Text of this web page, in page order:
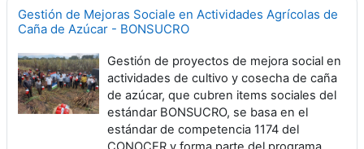
Gestión de Mejoras Sociale en Actividades Agrícolas de
Caña de Azúcar - BONSUCRO
Gestión de proyectos de mejora social en
actividades de cultivo y cosecha de caña
de azúcar, que cubren items sociales del
estándar BONSUCRO, se basa en el
estándar de competencia 1174 del